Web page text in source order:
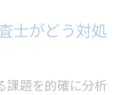
士がどう対処
課題を的確に分析